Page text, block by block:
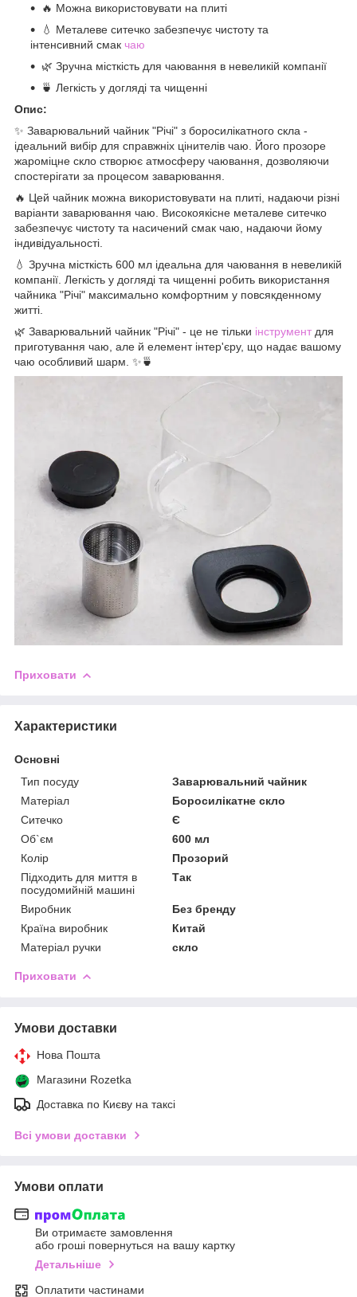
🔥 Можна використовувати на плиті
💧 Металеве ситечко забезпечує чистоту та
інтенсивний смак чаю
🌿 Зручна місткість для чаювання в невеликій компанії
🍵 Легкість у догляді та чищенні
Опис:
✨ Заварювальний чайник "Річі" з боросилікатного скла -
ідеальний вибір для справжніх цінителів чаю. Його прозоре
жароміцне скло створює атмосферу чаювання, дозволяючи
спостерігати за процесом заварювання.
🔥 Цей чайник можна використовувати на плиті, надаючи різні
варіанти заварювання чаю. Високоякісне металеве ситечко
забезпечує чистоту та насичений смак чаю, надаючи йому
індивідуальності.
💧 Зручна місткість 600 мл ідеальна для чаювання в невеликій
компанії. Легкість у догляді та чищенні робить використання
чайника "Річі" максимально комфортним у повсякденному
житті.
🌿 Заварювальний чайник "Річі" - це не тільки інструмент для
приготування чаю, але й елемент інтер'єру, що надає вашому
чаю особливий шарм. ✨🍵
Приховати
Характеристики
Основні
Тип посуду
Заварювальний чайник
Матеріал
Боросилікатне скло
Ситечко
Є
Об`єм
600 мл
Колір
Прозорий
Підходить для миття в
посудомийній машині
Так
Виробник
Без бренду
Країна виробник
Китай
Матеріал ручки
скло
Приховати
Умови доставки
Нова Пошта
Магазини Rozetka
Доставка по Києву на таксі
Всі умови доставки
Умови оплати
Ви отримаєте замовлення
або гроші повернуться на вашу картку
Детальніше
Оплатити частинами